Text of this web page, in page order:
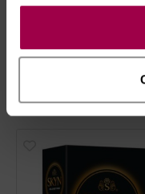
Lubrificados 10
€11.95